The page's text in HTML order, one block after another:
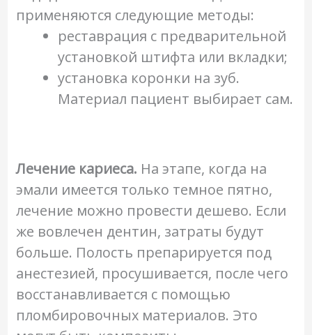
применяются следующие методы:
реставрация с предварительной
установкой штифта или вкладки;
установка коронки на зуб.
Материал пациент выбирает сам.
Лечение кариеса. На этапе, когда на
эмали имеется только темное пятно,
лечение можно провести дешево. Если
же вовлечен дентин, затраты будут
больше. Полость препарируется под
анестезией, просушивается, после чего
восстанавливается с помощью
пломбировочных материалов. Это